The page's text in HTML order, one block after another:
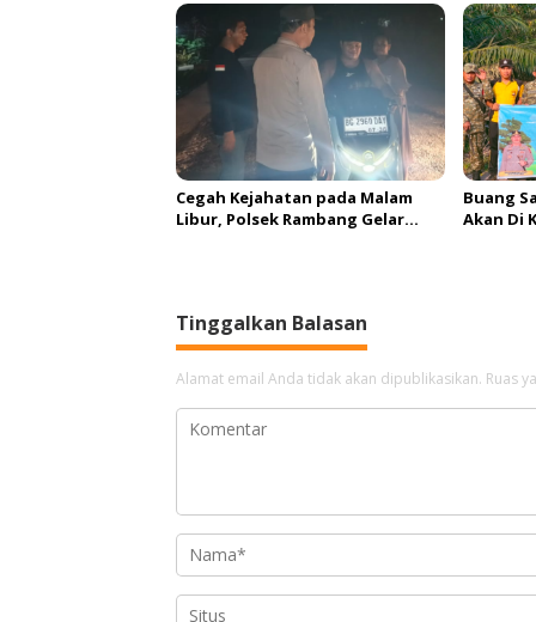
Cegah Kejahatan pada Malam
Libur, Polsek Rambang Gelar
Buang
Akan Di
Tinggalkan Balasan
Alamat email Anda tidak akan dipublikasikan. Ruas